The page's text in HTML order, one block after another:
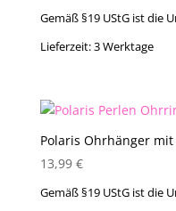
Gemäß §19 UStG ist die
Lieferzeit:3 Werktage
Polaris Ohrhänger
13,99 €
Gemäß §19 UStG ist die